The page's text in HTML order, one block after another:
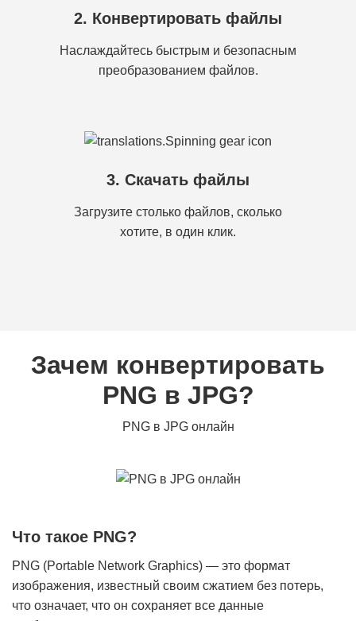
2. Конвертировать файлы
Наслаждайтесь быстрым и безопасным
преобразованием файлов.
3. Скачать файлы
Загрузите столько файлов, сколько
хотите, в один клик.
Зачем конвертировать
PNG в JPG?
PNG в JPG онлайн
Что такое PNG?
PNG (Portable Network Graphics) — это формат
изображения, известный своим сжатием без потерь,
что означает, что он сохраняет все данные